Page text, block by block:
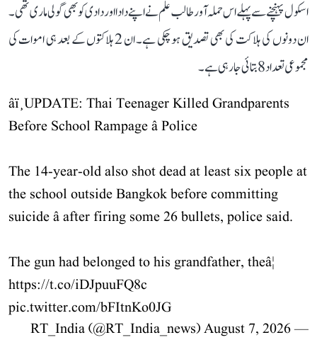
اسکول پہنچنے سے پہلے اس حملہ آور طالب علم نے اپنے دادا اور دادی کو بھی گولی ماری تھی۔
ان دونوں کی ہلاکت کی بھی تصدیق ہو چکی ہے۔ ان 2 ہلاکتوں کے بعد ہی اموات کی
مجموعی تعداد 8 بتائی جا رہی ہے۔
âï¸UPDATE: Thai Teenager Killed Grandparents
Before School Rampage â Police
The 14-year-old also shot dead at least six people at
the school outside Bangkok before committing
suicide â after firing some 26 bullets, police said.
The gun had belonged to his grandfather, theâ¦
https://t.co/iDJpuuFQ8c
pic.twitter.com/bFItnKo0JG
— RT_India (@RT_India_news)
August 7, 2026